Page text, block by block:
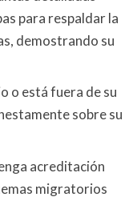
para respaldar la
demostrando su
o está fuera de su
sobre su
acreditación
migratorios